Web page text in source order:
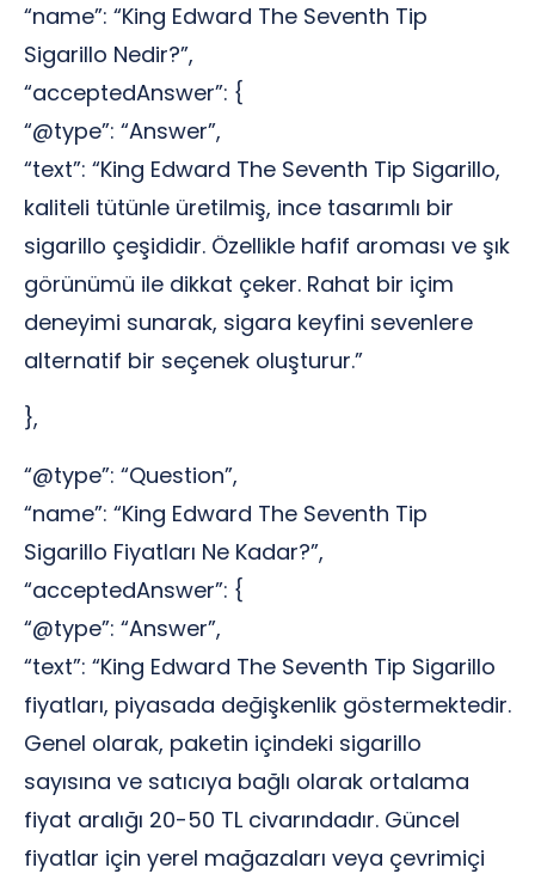
“name”: “King Edward The Seventh Tip
Sigarillo Nedir?”,
“acceptedAnswer”: {
“@type”: “Answer”,
“text”: “King Edward The Seventh Tip Sigarillo,
kaliteli tütünle üretilmiş, ince tasarımlı bir
sigarillo çeşididir. Özellikle hafif aroması ve şık
görünümü ile dikkat çeker. Rahat bir içim
deneyimi sunarak, sigara keyfini sevenlere
alternatif bir seçenek oluşturur.”
},
“@type”: “Question”,
“name”: “King Edward The Seventh Tip
Sigarillo Fiyatları Ne Kadar?”,
“acceptedAnswer”: {
“@type”: “Answer”,
“text”: “King Edward The Seventh Tip Sigarillo
fiyatları, piyasada değişkenlik göstermektedir.
Genel olarak, paketin içindeki sigarillo
sayısına ve satıcıya bağlı olarak ortalama
fiyat aralığı 20-50 TL civarındadır. Güncel
fiyatlar için yerel mağazaları veya çevrimiçi